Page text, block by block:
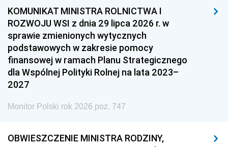
KOMUNIKAT MINISTRA ROLNICTWA I
ROZWOJU WSI z dnia 29 lipca 2026 r. w
sprawie zmienionych wytycznych
podstawowych w zakresie pomocy
finansowej w ramach Planu Strategicznego
dla Wspólnej Polityki Rolnej na lata 2023–
2027
Monitor Polski rok 2026 poz. 747
OBWIESZCZENIE MINISTRA RODZINY,